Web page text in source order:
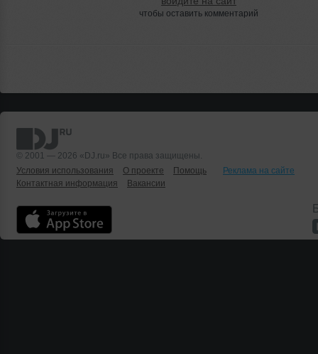
чтобы оставить комментарий
© 2001 — 2026 «DJ.ru» Все права защищены.
Условия использования
О проекте Помощь
Реклама на сайте
Контактная информация
Вакансии